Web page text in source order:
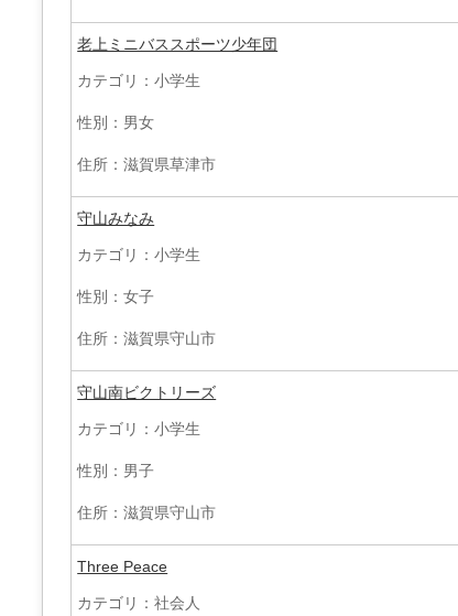
老上ミニバススポーツ少年団
カテゴリ：小学生
性別：男女
住所：滋賀県草津市
守山みなみ
カテゴリ：小学生
性別：女子
住所：滋賀県守山市
守山南ビクトリーズ
カテゴリ：小学生
性別：男子
住所：滋賀県守山市
Three Peace
カテゴリ：社会人